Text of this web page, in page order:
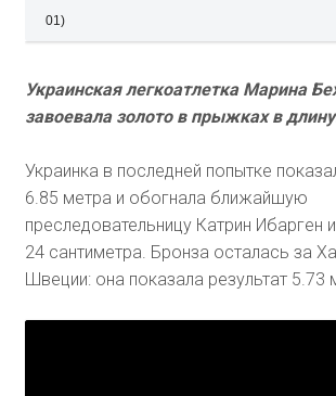
01)
Украинская легкоатлетка Марина
завоевала золото в прыжках в
Украинка в последней попытке
6.85 метра и обогнала ближайшую
преследовательницу Катрин Ибарген
24 сантиметра. Бронза осталась за
Швеции: она показала результат 5.73